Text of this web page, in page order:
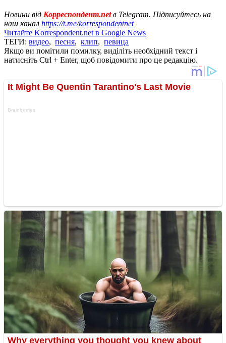
Новини від Корреспондент.netв Telegram. Підписуйтесь на
наш канал https://t.me/korrespondentnet
Читайте Korrespondent.net в Google News
ТЕГИ: видео, песня, клип, певица
Якщо ви помітили помилку, виділіть необхідний текст і
натисніть Ctrl + Enter, щоб повідомити про це редакцію.